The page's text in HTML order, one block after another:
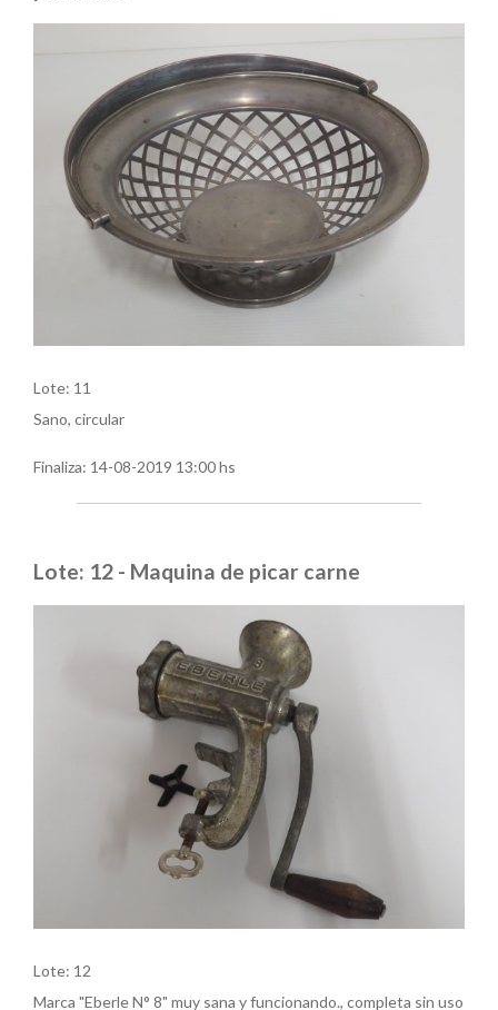
Lote: 11
Sano, circular
Finaliza: 14-08-2019 13:00 hs
Lote: 12 - Maquina de picar carne
Lote: 12
Marca "Eberle N° 8" muy sana y funcionando., completa sin uso